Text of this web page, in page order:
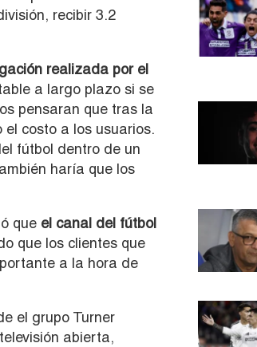
recibir 3.2
realizada por el
a largo plazo si se
pensaran que tras la
costo a los usuarios.
fútbol dentro de un
haría que los
que el canal del fútbol
que los clientes que
a la hora de
el grupo Turner
abierta,